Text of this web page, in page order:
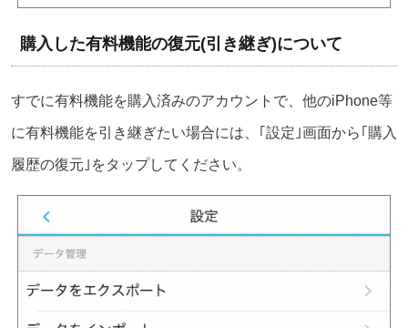
購入した有料機能の復元(引き継ぎ)について
すでに有料機能を購入済みのアカウントで、他のiPhone等
に有料機能を引き継ぎたい場合には、｢設定｣画面から｢購入
履歴の復元｣をタップしてください。